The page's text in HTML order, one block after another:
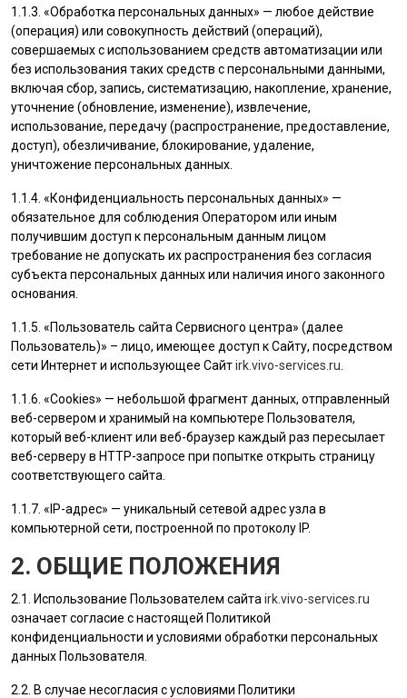
1.1.3. «Обработка персональных данных» — любое действие
(операция) или совокупность действий (операций),
совершаемых с использованием средств автоматизации или
без использования таких средств с персональными данными,
включая сбор, запись, систематизацию, накопление, хранение,
уточнение (обновление, изменение), извлечение,
использование, передачу (распространение, предоставление,
доступ), обезличивание, блокирование, удаление,
уничтожение персональных данных.
1.1.4. «Конфиденциальность персональных данных» —
обязательное для соблюдения Оператором или иным
получившим доступ к персональным данным лицом
требование не допускать их распространения без согласия
субъекта персональных данных или наличия иного законного
основания.
1.1.5. «Пользователь сайта Сервисного центра» (далее
Пользователь)» – лицо, имеющее доступ к Сайту, посредством
сети Интернет и использующее Сайтirk.vivo-services.ru
1.1.6. «Cookies» — небольшой фрагмент данных, отправленный
веб-сервером и хранимый на компьютере Пользователя,
который веб-клиент или веб-браузер каждый раз пересылает
веб-серверу в HTTP-запросе при попытке открыть страницу
соответствующего сайта.
1.1.7. «IP-адрес» — уникальный сетевой адрес узла в
компьютерной сети, построенной по протоколу IP.
2. ОБЩИЕ ПОЛОЖЕНИЯ
2.1. Использование Пользователем сайта irk.vivo-services.ru
означает согласие с настоящей Политикой
конфиденциальности и условиями обработки персональных
данных Пользователя
2.2. В случае несогласия с условиями Политики